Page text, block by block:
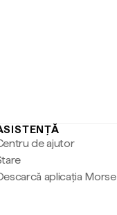
de ajutor
aplicația Morse